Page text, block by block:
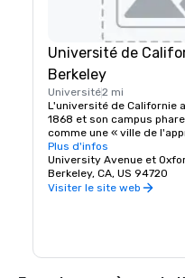
Université de
Berkeley
Université2 mi
L'université de Californie
1868 et son campus
comme une « ville de
été établi à Berkeley, dans
Francisco. Aujourd'hui la
université publique du
source d'innovation, l'UC
Plus d'infos
University Avenue et
Berkeley, CA, US 94720
Visiter le site web